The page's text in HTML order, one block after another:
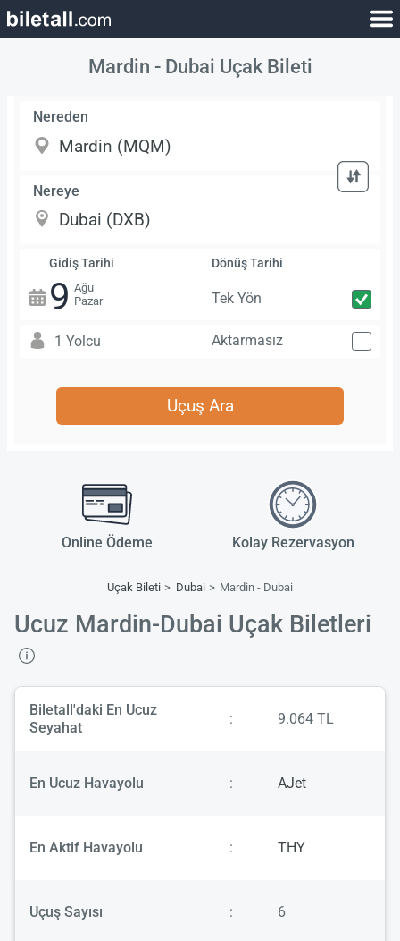
Mardin - Dubai Uçak Bileti
Nereden
Nereye
Gidiş Tarihi
9 Ağu
Pazar
Dönüş Tarihi
Tek Yön
1 Yolcu Aktarmasız
Uçuş Ara
Online Ödeme Kolay Rezervasyon
Uçak Bileti Dubai Mardin - Dubai
Ucuz Mardin-Dubai Uçak Biletleri
Biletall'daki En Ucuz
Seyahat
: 9.064 TL
En Ucuz Havayolu : AJet
En Aktif Havayolu : THY
Uçuş Sayısı : 6